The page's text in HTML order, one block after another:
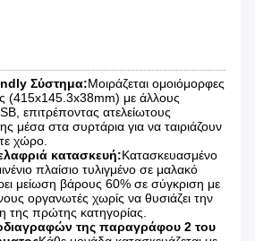
Σύστημα:Μοιράζεται ομοιόμορφες
(415x145.3x38mm) με άλλους
επιτρέποντας ατελείωτους
μέσα στα συρτάρια για να ταιριάζουν
χώρο.
κατασκευή:Κατασκευασμένο
πλαίσιο τυλιγμένο σε μαλακό
μείωση βάρους 60% σε σύγκριση με
οργανωτές χωρίς να θυσιάζει την
της πρώτης κατηγορίας.
της παραγράφου 2 του